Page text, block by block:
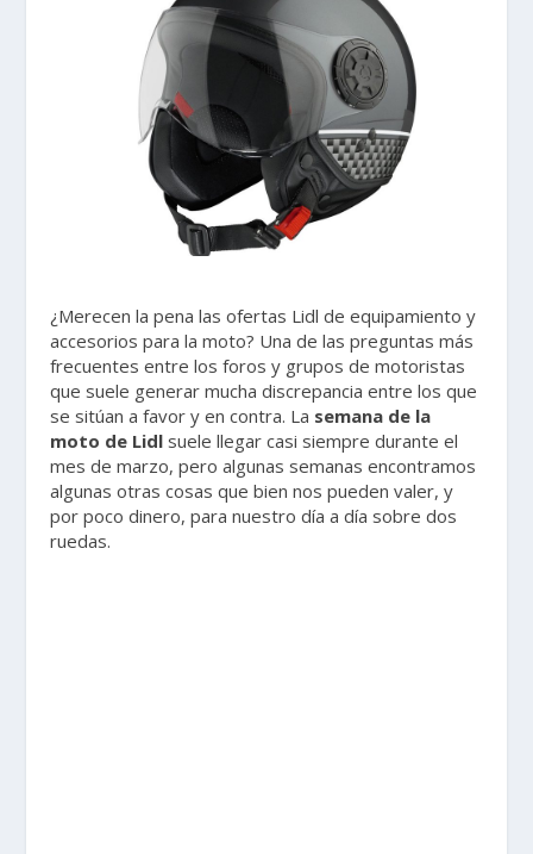
¿Merecen la pena las ofertas Lidl de equipamiento y
accesorios para la moto? Una de las preguntas más
frecuentes entre los foros y grupos de motoristas
que suele generar mucha discrepancia entre los que
se sitúan a favor y en contra. La semana de la
moto de Lidl suele llegar casi siempre durante el
mes de marzo, pero algunas semanas encontramos
algunas otras cosas que bien nos pueden valer, y
por poco dinero, para nuestro día a día sobre dos
ruedas.